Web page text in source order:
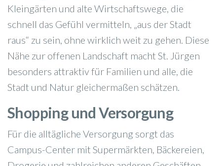
Kleingärten und alte Wirtschaftswege, die
schnell das Gefühl vermitteln, „aus der Stadt
raus“ zu sein, ohne wirklich weit zu gehen. Diese
Nähe zur offenen Landschaft macht St. Jürgen
besonders attraktiv für Familien und alle, die
Stadt und Natur gleichermaßen schätzen.
Shopping und Versorgung
Für die alltägliche Versorgung sorgt das
Campus-Center mit Supermärkten, Bäckereien,